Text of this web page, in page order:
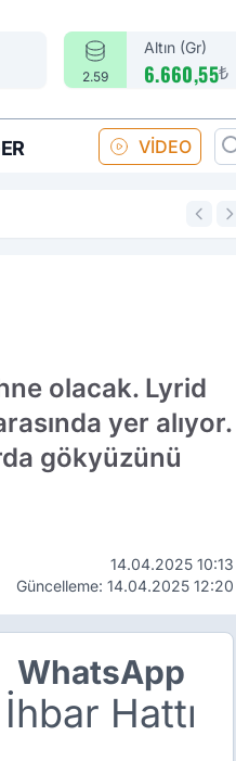
2.59
Altın (Gr)
6.660,55₺
VİDEO
14:18
olacak. Lyrid
yer alıyor.
gökyüzünü
14.04.2025 10:13
Güncelleme: 14.04.2025 12:20
WhatsApp
İhbar Hattı